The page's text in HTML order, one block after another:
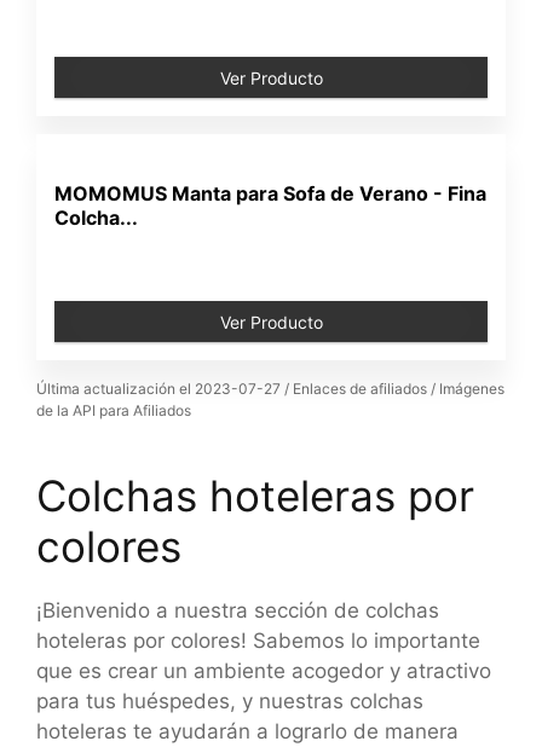
Ver Producto
MOMOMUS Manta para Sofa de Verano - Fina
Colcha...
Ver Producto
Última actualización el 2023-07-27 / Enlaces de afiliados / Imágenes
de la API para Afiliados
Colchas hoteleras por
colores
¡Bienvenido a nuestra sección de colchas
hoteleras por colores! Sabemos lo importante
que es crear un ambiente acogedor y atractivo
para tus huéspedes, y nuestras colchas
hoteleras te ayudarán a lograrlo de manera